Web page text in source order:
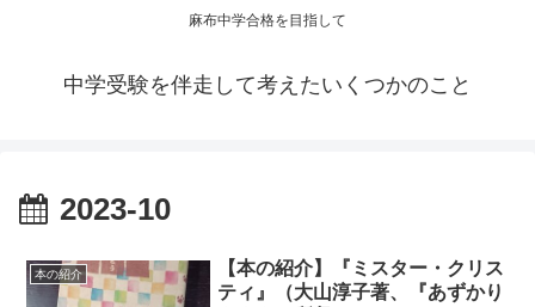
麻布中学合格を目指して
中学受験を伴走して考えたいくつかのこと
2023-10
本の紹介
【本の紹介】『ミスター・クリス
ティ』（大山淳子著、『あずかり